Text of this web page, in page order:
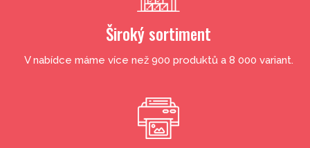
Široký sortiment
V nabídce máme více než 900 produktů a 8 000 variant.